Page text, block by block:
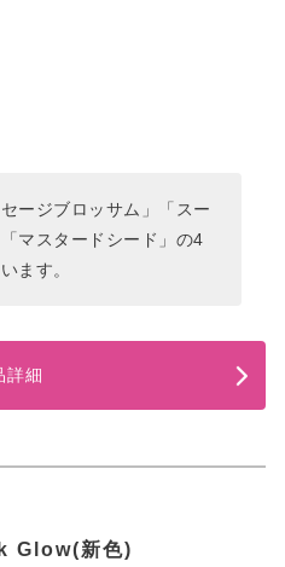
セージブロッサム」「スー
マスタードシード」の4
ます。
詳細
Glow(新色)